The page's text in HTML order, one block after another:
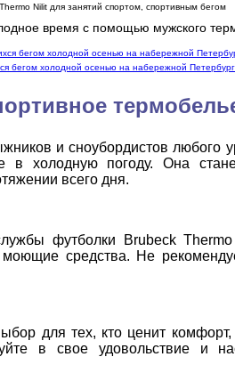
время с помощью мужского
бегом холодной осенью на набережной
бегом холодной осенью на набережной
и сноубордистов любого
в холодную погоду. Она
всего дня.
футболки Brubeck
средства. Не
для тех, кто ценит
в свое удовольствие и